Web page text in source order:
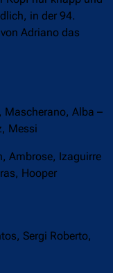
in der 94.
Adriano das
Mascherano, Alba –
Messi
Ambrose, Izaguirre
Hooper
Sergi Roberto,